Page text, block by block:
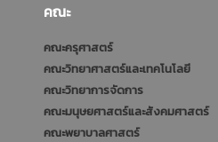
คณะ
คณะครุศาสตร์
คณะวิทยาศาสตร์และเทคโนโลยี
คณะวิทยาการจัดการ
คณะมนุษยศาสตร์และสังคมศาสตร์
คณะพยาบาลศาสตร์